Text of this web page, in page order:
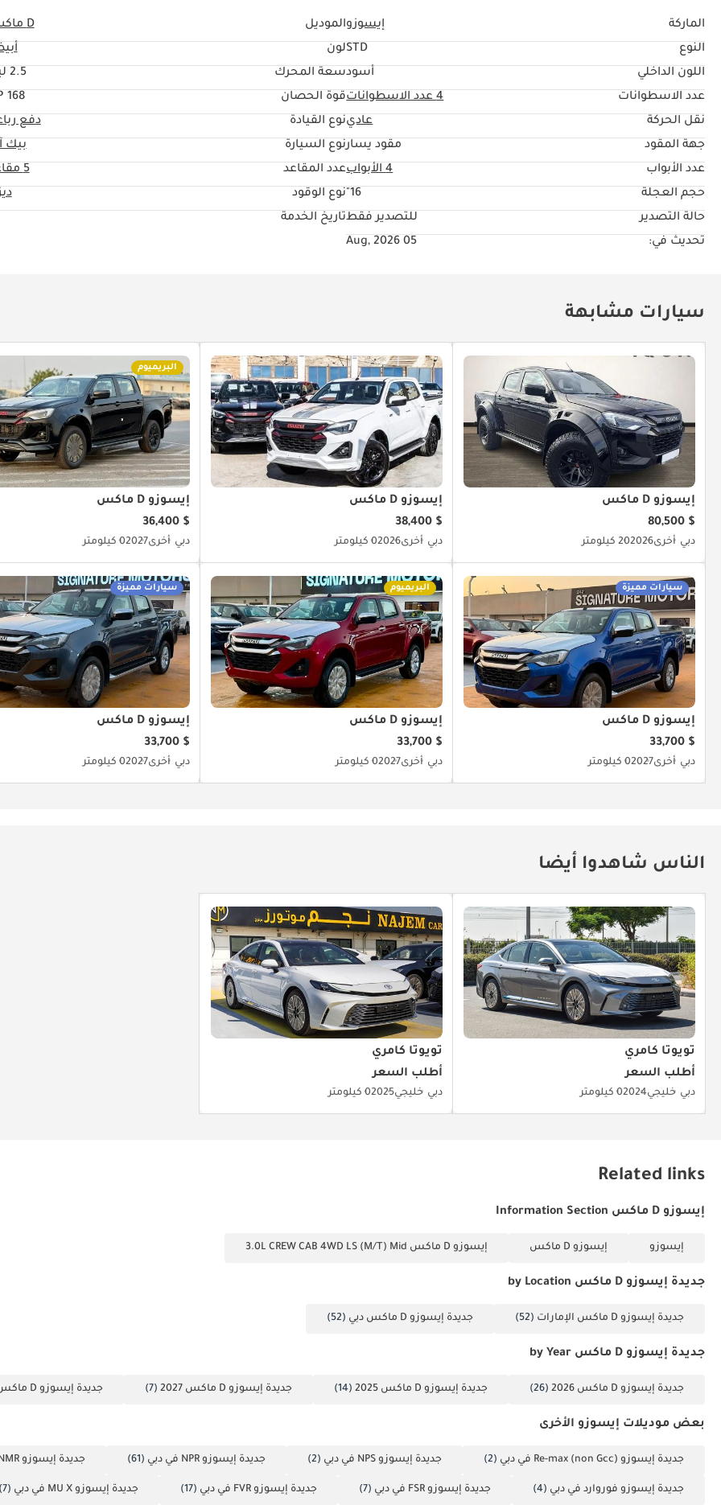
الماركة إيسوزوالموديل
D ماكس
النوع
STDلون
اللون الداخلي
أسودسعة المحرك
2.5 ليتر
عدد الاسطوانات
4عدد الاسطواناتقوة الحصان
168 HP
نقل الحركة
عادينوع القيادة
دفع
جهة المقود
مقود يسارنوع السيارة
بيك
عدد الأبواب
4 الأبواب عدد المقاعد
5 مقاعد
حجم العجلة
16" نوع الوقود
حالة التصدير
للتصدير فقطتاريخ الخدمة
تحديث في:
05 Aug, 2026
سيارات مشابهة
إيسوزو D ماكس
$ 80,500
دبي أخرى202620 كيلومتر
إيسوزو D ماكس
$ 38,400
دبي أخرى20260 كيلومتر
البريميوم
إيسوزو D ماكس
$ 36,400
دبي أخرى20270 كيلومتر
سيارات مميزة
إيسوزو D ماكس
$ 33,700
دبي أخرى20270 كيلومتر
البريميوم
إيسوزو D ماكس
$ 33,700
دبي أخرى20270 كيلومتر
سيارات مميزة
إيسوزو D ماكس
$ 33,700
دبي أخرى20270 كيلومتر
الناس شاهدوا أيضا
تويوتا كامري
أطلب السعر
دبي خليجي20240 كيلومتر
تويوتا كامري
أطلب السعر
دبي خليجي20250 كيلومتر
Related links
إيسوزو D ماكس Information Section
إيسوزو إيسوزو D ماكس إيسوزو D ماكس 3.0L CREW CAB 4WD LS (M/T) Mid
جديدة إيسوزو D ماكس by Location
جديدة إيسوزو D ماكس الإمارات (52) جديدة إيسوزو D ماكس دبي (52)
جديدة إيسوزو D ماكس by Year
جديدة إيسوزو D ماكس 2026 (26) جديدة إيسوزو D ماكس 2025 (14) جديدة إيسوزو D ماكس 2027 (7) جديدة إيسوزو D ماكس 2024
بعض موديلات إيسوزو الأخرى
جديدة إيسوزو Re-max (non Gcc) في دبي (2) جديدة إيسوزو NPS في دبي (2) جديدة إيسوزو NPR في دبي (61) جديدة إيسوزو NMR في دبي
جديدة إيسوزو فوروارد في دبي (4) جديدة إيسوزو FSR في دبي (7) جديدة إيسوزو FVR في دبي (17) جديدة إيسوزو MU X في دبي (7)